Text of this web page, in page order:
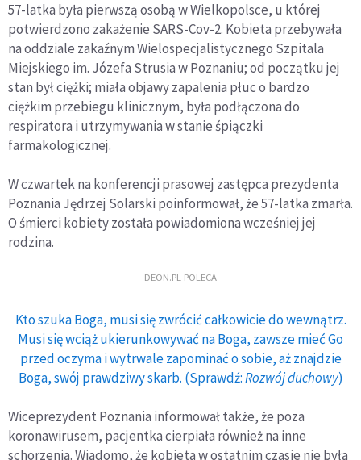
57-latka była pierwszą osobą w Wielkopolsce, u której
potwierdzono zakażenie SARS-Cov-2. Kobieta przebywała
na oddziale zakaźnym Wielospecjalistycznego Szpitala
Miejskiego im. Józefa Strusia w Poznaniu; od początku jej
stan był ciężki; miała objawy zapalenia płuc o bardzo
ciężkim przebiegu klinicznym, była podłączona do
respiratora i utrzymywania w stanie śpiączki
farmakologicznej.
W czwartek na konferencji prasowej zastępca prezydenta
Poznania Jędrzej Solarski poinformował, że 57-latka zmarła.
O śmierci kobiety została powiadomiona wcześniej jej
rodzina.
DEON.PL POLECA
Kto szuka Boga, musi się zwrócić całkowicie do wewnątrz.
Musi się wciąż ukierunkowywać na Boga, zawsze mieć Go
przed oczyma i wytrwale zapominać o sobie, aż znajdzie
Boga, swój prawdziwy skarb. (Sprawdź:Rozwój duchowy)
Wiceprezydent Poznania informował także, że poza
koronawirusem, pacjentka cierpiała również na inne
schorzenia. Wiadomo, że kobieta w ostatnim czasie nie była